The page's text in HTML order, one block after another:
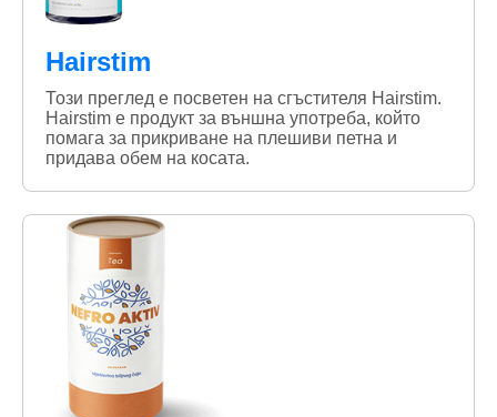
Hairstim
Този преглед е посветен на сгъстителя Hairstim.
Hairstim е продукт за външна употреба, който
помага за прикриване на плешиви петна и
придава обем на косата.